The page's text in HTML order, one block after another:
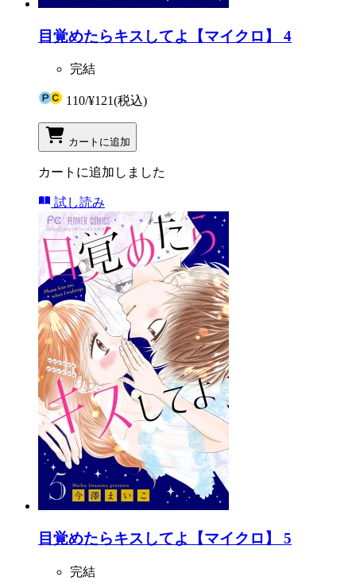
目覚めたらキスしてよ【マイクロ】 4
完結
110/¥121(税込)
カートに追加
カートに追加しました
試し読み
目覚めたらキスしてよ【マイクロ】 5
完結